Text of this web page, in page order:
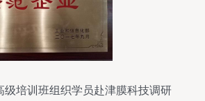
级培训班组织学员赴津膜科技调研